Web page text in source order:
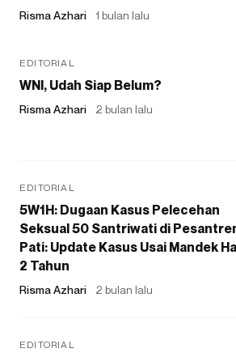
Risma Azhari 1 bulan lalu
EDITORIAL
WNI, Udah Siap Belum?
Risma Azhari 2 bulan lalu
EDITORIAL
5W1H: Dugaan Kasus Pelecehan
Seksual 50 Santriwati di
Pati: Update Kasus Usai Mandek
2 Tahun
Risma Azhari 2 bulan lalu
EDITORIAL